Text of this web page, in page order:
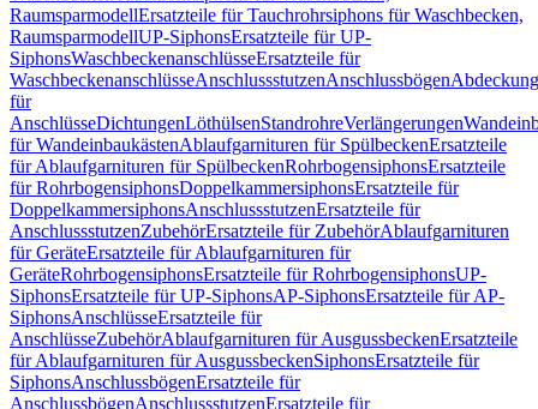
RaumsparmodellErsatzteile für Tauchrohrsiphons für Waschbecken,
RaumsparmodellUP-SiphonsErsatzteile für UP-
SiphonsWaschbeckenanschlüsseErsatzteile für
WaschbeckenanschlüsseAnschlussstutzenAnschlussbögen
für
AnschlüsseDichtungenLöthülsenStandrohreVerlängerungen
für WandeinbaukästenAblaufgarnituren für SpülbeckenErsatzteile
für Ablaufgarnituren für SpülbeckenRohrbogensiphonsErsatzteile
für RohrbogensiphonsDoppelkammersiphonsErsatzteile für
DoppelkammersiphonsAnschlussstutzenErsatzteile für
AnschlussstutzenZubehörErsatzteile für ZubehörAblaufgarnituren
für GeräteErsatzteile für Ablaufgarnituren für
GeräteRohrbogensiphonsErsatzteile für RohrbogensiphonsUP-
SiphonsErsatzteile für UP-SiphonsAP-SiphonsErsatzteile für AP-
SiphonsAnschlüsseErsatzteile für
AnschlüsseZubehörAblaufgarnituren für AusgussbeckenErsatzteile
für Ablaufgarnituren für AusgussbeckenSiphonsErsatzteile für
SiphonsAnschlussbögenErsatzteile für
AnschlussbögenAnschlussstutzenErsatzteile für